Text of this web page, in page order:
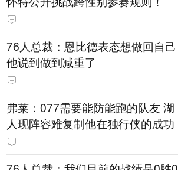
76人总裁：恩比德表态想做回自己
他说到做到减重了
弗莱：077需要能防能跑的队友 湖
人现阵容难复制他在独行侠的成功